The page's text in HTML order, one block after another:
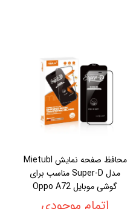
محافظ صفحه نمایش Mietubl
مدل Super-D مناسب برای
گوشی موبایل Oppo A72